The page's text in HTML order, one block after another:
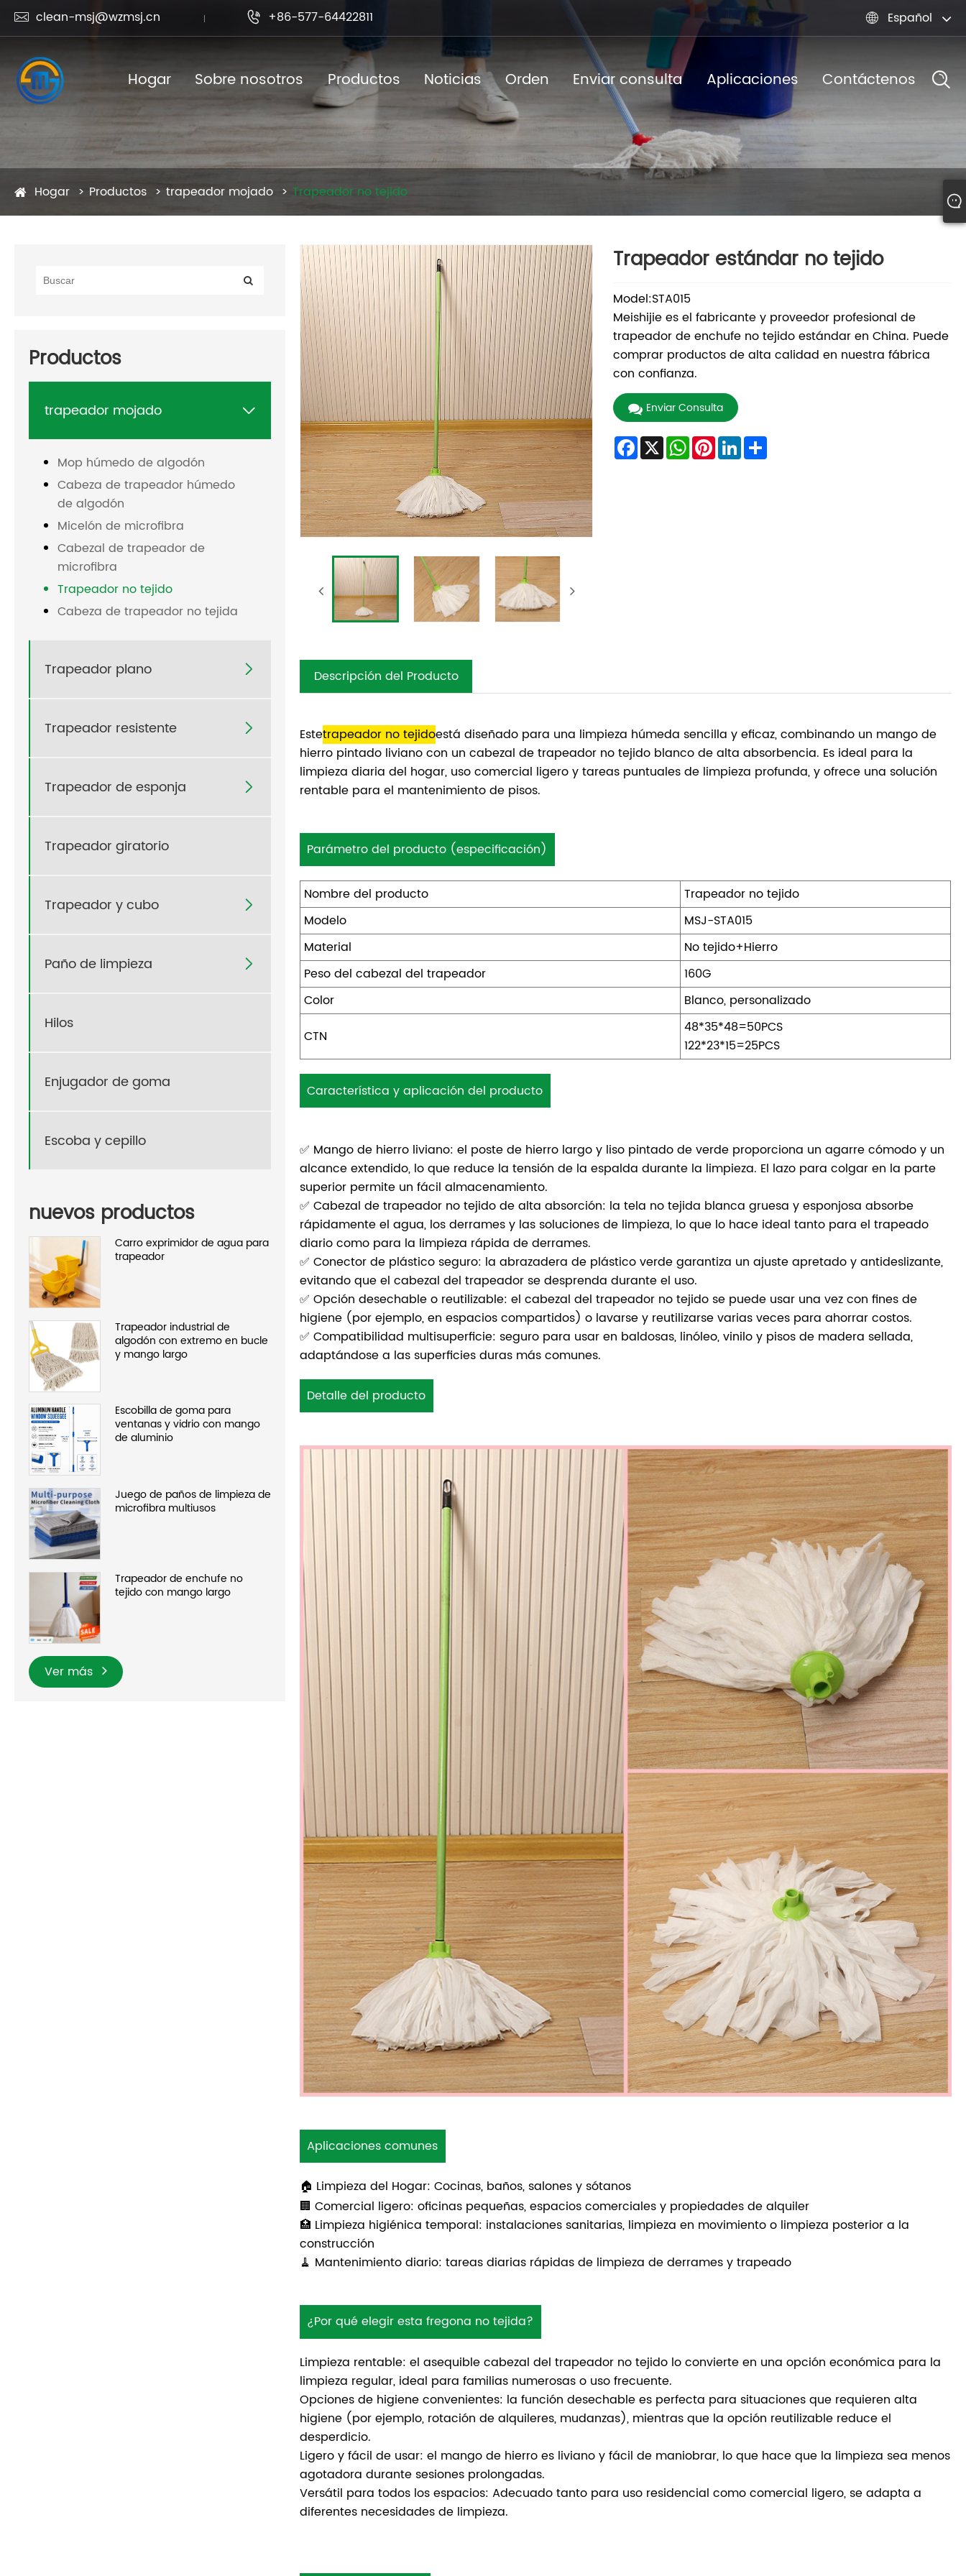
 clean-msj@wzmsj.cn  +86-577-64422811  Español
Hogar Sobre nosotros Productos Noticias Orden Enviar consulta Aplicaciones Contáctenos
Hogar Productos trapeador mojado Trapeador no tejido
Productos
trapeador mojado 
Mop húmedo de algodón
Cabeza de trapeador húmedo
de algodón
Micelón de microfibra
Cabezal de trapeador de
microfibra
Trapeador no tejido
Cabeza de trapeador no tejida
Trapeador plano 
Trapeador resistente 
Trapeador de esponja 
Trapeador giratorio
Trapeador y cubo 
Paño de limpieza 
Hilos
Enjugador de goma
Escoba y cepillo
nuevos productos
Carro exprimidor de agua para
trapeador
Trapeador industrial de
algodón con extremo en bucle
y mango largo
Escobilla de goma para
ventanas y vidrio con mango
de aluminio
Juego de paños de limpieza de
microfibra multiusos
Trapeador de enchufe no
tejido con mango largo
Ver más
Trapeador estándar no tejido
Model:STA015
Meishijie es el fabricante y proveedor profesional de
trapeador de enchufe no tejido estándar en China. Puede
comprar productos de alta calidad en nuestra fábrica
con confianza.
Enviar Consulta
Facebook
X WhatsApp
Pinterest
LinkedInShare
Descripción del Producto
Estetrapeador no tejidoestá diseñado para una limpieza húmeda sencilla y eficaz, combinando un mango de
hierro pintado liviano con un cabezal de trapeador no tejido blanco de alta absorbencia. Es ideal para la
limpieza diaria del hogar, uso comercial ligero y tareas puntuales de limpieza profunda, y ofrece una solución
rentable para el mantenimiento de pisos.
Parámetro del producto (especificación)
Nombre del producto
Trapeador no tejido
Modelo
MSJ-STA015
Material
No tejido+Hierro
Peso del cabezal del trapeador
160G
Color
Blanco, personalizado
CTN
48*35*48=50PCS
122*23*15=25PCS
Característica y aplicación del producto
✅ Mango de hierro liviano: el poste de hierro largo y liso pintado de verde proporciona un agarre cómodo y un
alcance extendido, lo que reduce la tensión de la espalda durante la limpieza. El lazo para colgar en la parte
superior permite un fácil almacenamiento.
✅ Cabezal de trapeador no tejido de alta absorción: la tela no tejida blanca gruesa y esponjosa absorbe
rápidamente el agua, los derrames y las soluciones de limpieza, lo que lo hace ideal tanto para el trapeado
diario como para la limpieza rápida de derrames.
✅ Conector de plástico seguro: la abrazadera de plástico verde garantiza un ajuste apretado y antideslizante,
evitando que el cabezal del trapeador se desprenda durante el uso.
✅ Opción desechable o reutilizable: el cabezal del trapeador no tejido se puede usar una vez con fines de
higiene (por ejemplo, en espacios compartidos) o lavarse y reutilizarse varias veces para ahorrar costos.
✅ Compatibilidad multisuperficie: seguro para usar en baldosas, linóleo, vinilo y pisos de madera sellada,
adaptándose a las superficies duras más comunes.
Detalle del producto
Aplicaciones comunes
🏠 Limpieza del Hogar: Cocinas, baños, salones y sótanos
🏢 Comercial ligero: oficinas pequeñas, espacios comerciales y propiedades de alquiler
🏥 Limpieza higiénica temporal: instalaciones sanitarias, limpieza en movimiento o limpieza posterior a la
construcción
🧹 Mantenimiento diario: tareas diarias rápidas de limpieza de derrames y trapeado
¿Por qué elegir esta fregona no tejida?
Limpieza rentable: el asequible cabezal del trapeador no tejido lo convierte en una opción económica para la
limpieza regular, ideal para familias numerosas o uso frecuente.
Opciones de higiene convenientes: la función desechable es perfecta para situaciones que requieren alta
higiene (por ejemplo, rotación de alquileres, mudanzas), mientras que la opción reutilizable reduce el
desperdicio.
Ligero y fácil de usar: el mango de hierro es liviano y fácil de maniobrar, lo que hace que la limpieza sea menos
agotadora durante sesiones prolongadas.
Versátil para todos los espacios: Adecuado tanto para uso residencial como comercial ligero, se adapta a
diferentes necesidades de limpieza.